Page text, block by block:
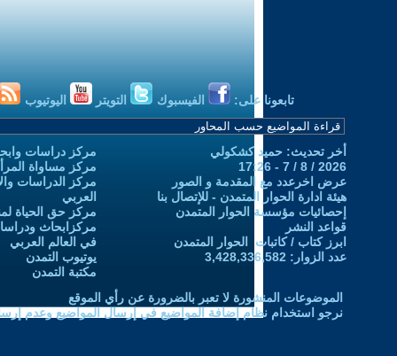
تابعونا على: الفيسبوك التويتر اليوتيوب
أخر تحديث: حميد كشكولي
2026 / 8 / 7 - 17:26
عرض اخرعدد مع المقدمة و الصور
هيئة ادارة الحوار المتمدن - للإتصال بنا
إحصائيات مؤسسة الحوار المتمدن
قواعد النشر
ابرز كتاب / كاتبات الحوار المتمدن
عدد الزوار: 3,428,336,582
مركز دراسات
مركز مساواة
مركز الدراسات
العربي
مركز حق الحياة
مركزابحاث
في العالم العربي
يوتيوب التمدن
مكتبة التمدن
الموضوعات المنشورة لا تعبر بالضرورة عن رأي الموقع
نرجو استخدام نظام إضافة المواضيع في إرسال المواضيع وعدم